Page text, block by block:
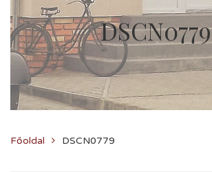
DSCN0779
Főoldal DSCN0779